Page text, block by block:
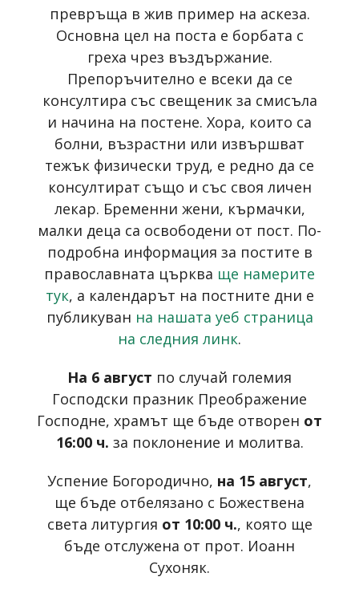
превръща в жив пример на аскеза.
Основна цел на поста е борбата с
греха чрез въздържание.
Препоръчително е всеки да се
консултира със свещеник за смисъла
и начина на постене. Хора, които са
болни, възрастни или извършват
тежък физически труд, е редно да се
консултират също и със своя личен
лекар. Бременни жени, кърмачки,
малки деца са освободени от пост. По-
подробна информация за постите в
православната църква ще намерите
тук, а календарът на постните дни е
публикуван на нашата уеб страница
на следния линк.
На 6 август по случай големия
Господски празник Преображение
Господне, храмът ще бъде отворен от
16:00 ч. за поклонение и молитва.
Успение Богородично, на 15 август,
ще бъде отбелязано с Божествена
света литургия от 10:00 ч., която ще
бъде отслужена от прот. Иоанн
Сухоняк.